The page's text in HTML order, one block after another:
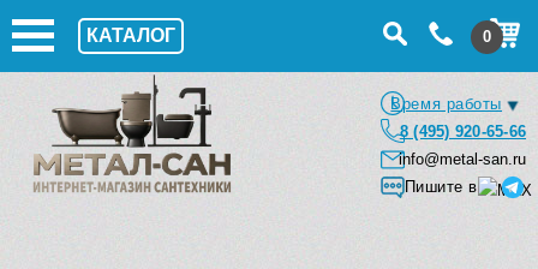
КАТАЛОГ 0
Время работы
8 (495) 920-65-66
info@metal-san.ru
Пишите в